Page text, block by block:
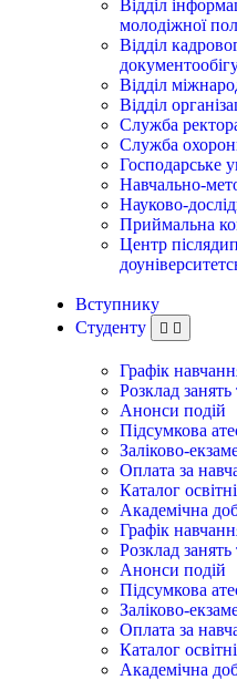
Відділ
молодіжної
Відділ
Відділ
Відділ
Служба
Служба
Господарське
Навчально-
Науково-
Приймальна
Центр
Вступнику
Студенту
Графік
Розклад занять
Анонси подій
Підсумкова
Заліково-
Оплата за
Каталог
Академічна
Графік
Розклад занять
Анонси подій
Підсумкова
Заліково-
Оплата за
Каталог
Академічна